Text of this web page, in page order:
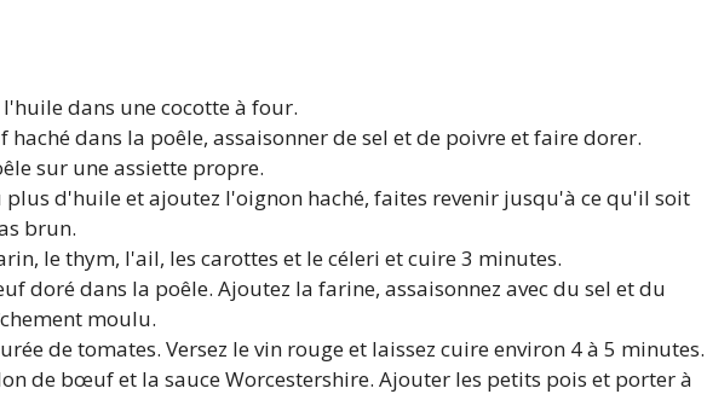
dans une cocotte à four.
dans la poêle, assaisonner de sel et de poivre et faire dorer.
sur une assiette propre.
plus d'huile et ajoutez l'oignon haché, faites revenir jusqu'à ce qu'il soit
brun.
le thym, l'ail, les carottes et le céleri et cuire 3 minutes.
doré dans la poêle. Ajoutez la farine, assaisonnez avec du sel et du
moulu.
de tomates. Versez le vin rouge et laissez cuire environ 4 à 5 minutes.
de bœuf et la sauce Worcestershire. Ajouter les petits pois et porter à